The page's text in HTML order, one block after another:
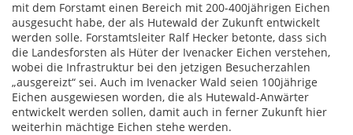
mit dem Forstamt einen Bereich mit 200-400jährigen Eichen
ausgesucht habe, der als Hutewald der Zukunft entwickelt
werden solle. Forstamtsleiter Ralf Hecker betonte, dass sich
die Landesforsten als Hüter der Ivenacker Eichen verstehen,
wobei die Infrastruktur bei den jetzigen Besucherzahlen
„ausgereizt“ sei. Auch im Ivenacker Wald seien 100jährige
Eichen ausgewiesen worden, die als Hutewald-Anwärter
entwickelt werden sollen, damit auch in ferner Zukunft hier
weiterhin mächtige Eichen stehe werden.